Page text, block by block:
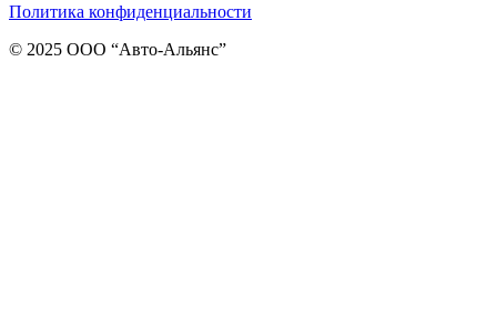
Политика конфиденциальности
© 2025 ООО “Авто-Альянс”